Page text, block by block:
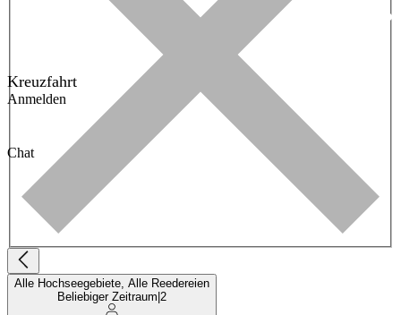
Kreuzfahrt
Anmelden
Chat
Alle Hochseegebiete, Alle Reedereien
Beliebiger Zeitraum 2